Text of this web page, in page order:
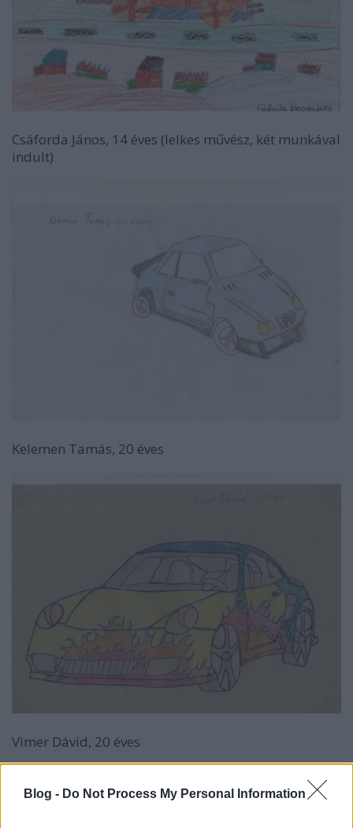
Blog - Do Not Process My Personal Information
Csáforda János, 14 éves (lelkes művész, két munkával
indult)
Kelemen Tamás, 20 éves
Vimer Dávid, 20 éves